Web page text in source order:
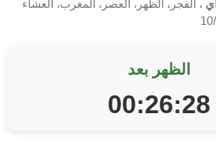
، الفجر، الظهر، العصر، المغرب، العشاء
الظهر بعد
00:26:28